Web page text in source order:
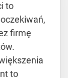
to
firmę
to